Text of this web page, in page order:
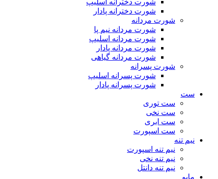
شورت دخترانه اسلیپ
شورت دخترانه پادار
شورت مردانه
شورت مردانه نیم پا
شورت مردانه اسلیپ
شورت مردانه پادار
شورت مردانه گیاهی
شورت پسرانه
شورت پسرانه اسلیپ
شورت پسرانه پادار
ست
ست توری
ست نخی
ست ابری
ست اسپورت
نیم تنه
نیم تنه اسپورت
نیم تنه نخی
نیم تنه دانتل
مایو